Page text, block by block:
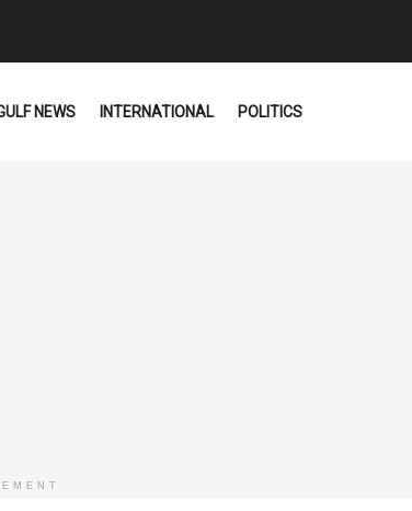
NEWS INTERNATIONAL POLITICS